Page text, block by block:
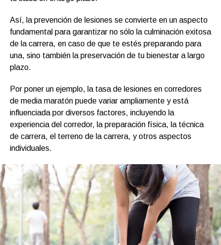
Así, la prevención de lesiones se convierte en un aspecto
fundamental para garantizar no sólo la culminación exitosa
de la carrera, en caso de que te estés preparando para
una, sino también la preservación de tu bienestar a largo
plazo.
Por poner un ejemplo, la tasa de lesiones en corredores
de media maratón puede variar ampliamente y está
influenciada por diversos factores, incluyendo la
experiencia del corredor, la preparación física, la técnica
de carrera, el terreno de la carrera, y otros aspectos
individuales.